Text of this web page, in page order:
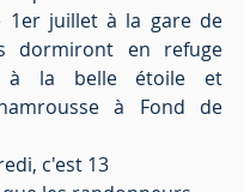
1er juillet à la gare de
dormiront en refuge
à la belle étoile et
à Fond de
c'est 13